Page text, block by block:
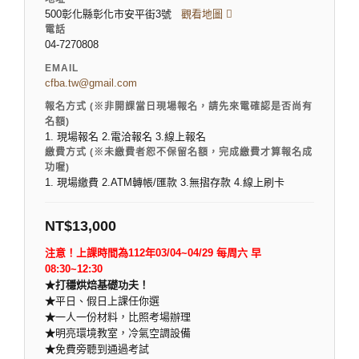
500彰化縣彰化市安平街3號 觀看地圖
電話
04-7270808
EMAIL
cfba.tw@gmail.com
報名方式 (※非開課當日現場報名，請先來電確認是否尚有
名額)
1. 現場報名 2.電洽報名 3.線上報名
繳費方式 (※未繳費者恕不保留名額，完成繳費才算報名成
功喔)
1. 現場繳費 2.ATM轉帳/匯款 3.無摺存款 4.線上刷卡
NT$13,000
注意！上課時間為112年03/04~04/29 每周六 早
08:30~12:30
★打穩烘焙基礎功夫！
★平日、假日上課任你選
★一人一份材料，比照考場辦理
★明亮環境教室，冷氣空調設備
★免費旁聽到通過考試